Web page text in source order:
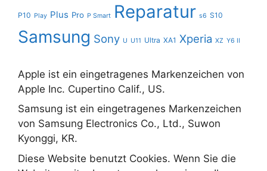
P10 Play Plus Pro P Smart Reparatur s6 S10
Samsung Sony U U11 Ultra XA1 Xperia XZ Y6 II
Apple ist ein eingetragenes Markenzeichen von
Apple Inc. Cupertino Calif., US.
Samsung ist ein eingetragenes Markenzeichen
von Samsung Electronics Co., Ltd., Suwon
Kyonggi, KR.
Diese Website benutzt Cookies. Wenn Sie die